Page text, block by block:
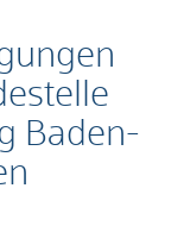
Baden-